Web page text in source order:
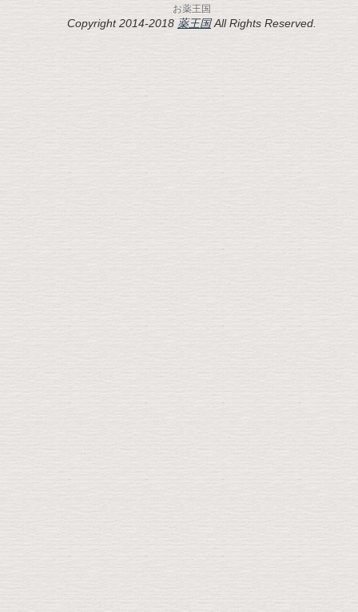
お薬王国
Copyright 2014-2018 薬王国All Rights Reserved.